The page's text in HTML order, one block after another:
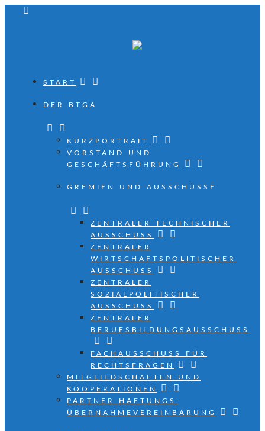
START
DER BTGA
KURZPORTRAIT
VORSTAND UND
GESCHÄFTSFÜHRUNG
GREMIEN UND AUSSCHÜSSE
ZENTRALER TECHNISCHER
AUSSCHUSS
ZENTRALER
WIRTSCHAFTSPOLITISCHER
AUSSCHUSS
ZENTRALER
SOZIALPOLITISCHER
AUSSCHUSS
ZENTRALER
BERUFSBILDUNGSAUSSCHUSS
FACHAUSSCHUSS FÜR
RECHTSFRAGEN
MITGLIEDSCHAFTEN UND
KOOPERATIONEN
PARTNER HAFTUNGS­
ÜBERNAHMEVEREINBARUNG